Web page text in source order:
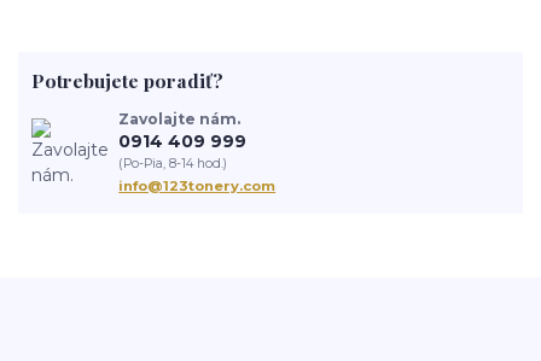
Potrebujete poradiť?
Zavolajte nám.
0914 409 999
(Po-Pia, 8-14 hod.)
info@123tonery.com